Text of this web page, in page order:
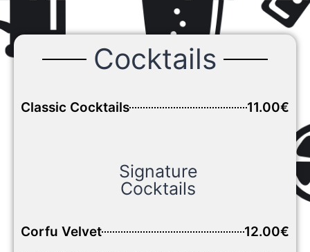
Cocktails
Classic Cocktails 11.00€
Signature
Cocktails
Corfu Velvet 12.00€